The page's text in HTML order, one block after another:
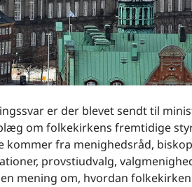
er der blevet sendt til
om folkekirkens fremtidige
kommer fra menighedsråd,
provstiudvalg,
mening om, hvordan